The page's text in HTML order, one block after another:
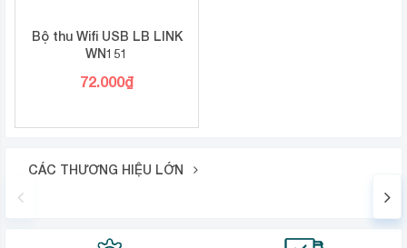
Bộ thu Wifi USB LB LINK
WN151
72.000₫
CÁC THƯƠNG HIỆU LỚN